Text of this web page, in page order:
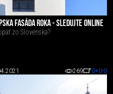
FASÁDA ROKA - SLEDUJTE ONLINE
zo Slovenska?
269 0+0-0